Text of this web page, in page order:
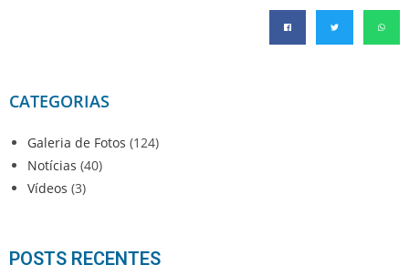
CATEGORIAS
Galeria de Fotos (124)
Notícias (40)
Vídeos (3)
POSTS RECENTES